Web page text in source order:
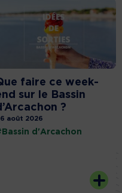
faire ce week-
sur le Bassin
?
août 2026
d'Arcachon